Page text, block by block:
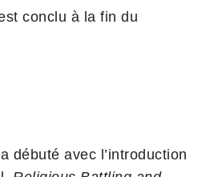
conclu à la fin du
débuté avec l’introduction